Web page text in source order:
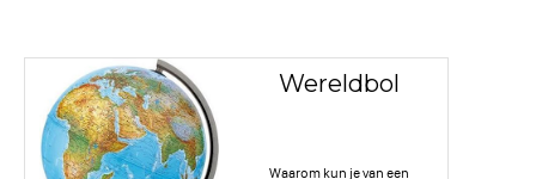
Wereldbol
Waarom kun je van een